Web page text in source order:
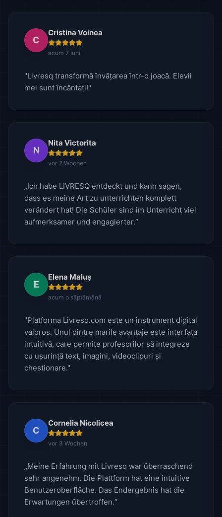
C
Cristina Voinea
acum 7 luni
"Livresq transformă învățarea într-o joacă. Elevii
mei sunt încântați!"
N
Nita Victorita
vor 2 Wochen
„Ich habe LIVRESQ entdeckt und kann sagen,
dass es meine Art zu unterrichten komplett
verändert hat! Die Schüler sind im Unterricht viel
aufmerksamer und engagierter.“
E
Elena Maluș
acum o săptămână
"Platforma Livresq.com este un instrument digital
valoros. Unul dintre marile avantaje este interfața
intuitivă, care permite profesorilor să integreze
cu ușurință text, imagini, videoclipuri și
chestionare."
C
Cornelia Nicolicea
vor 3 Wochen
„Meine Erfahrung mit Livresq war überraschend
sehr angenehm. Die Plattform hat eine intuitive
Benutzeroberfläche. Das Endergebnis hat die
Erwartungen übertroffen.“